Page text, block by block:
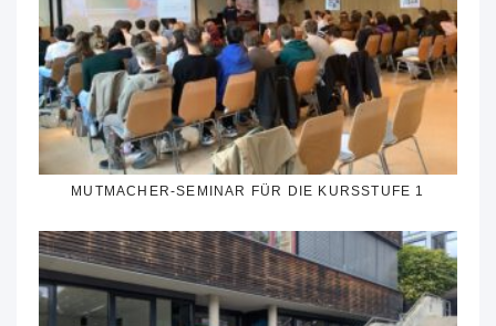
MUTMACHER-SEMINAR FÜR DIE KURSSTUFE 1